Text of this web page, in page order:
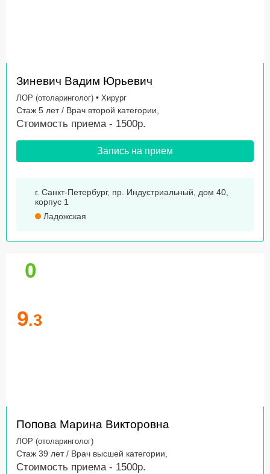
Зиневич Вадим Юрьевич
ЛОР (отоларинголог) • Хирург
Стаж 5 лет / Врач второй категории,
Стоимость приема - 1500р.
Запись на прием
г. Санкт-Петербург, пр. Индустриальный, дом 40,
корпус 1
Ладожская
0
9.3
Попова Марина Викторовна
ЛОР (отоларинголог)
Стаж 39 лет / Врач высшей категории,
Стоимость приема - 1500р.